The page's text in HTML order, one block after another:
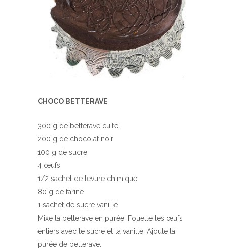
CHOCO BETTERAVE
300 g de betterave cuite
200 g de chocolat noir
100 g de sucre
4 œufs
1/2 sachet de levure chimique
80 g de farine
1 sachet de sucre vanillé
Mixe la betterave en purée. Fouette les œufs
entiers avec le sucre et la vanille. Ajoute la
purée de betterave.